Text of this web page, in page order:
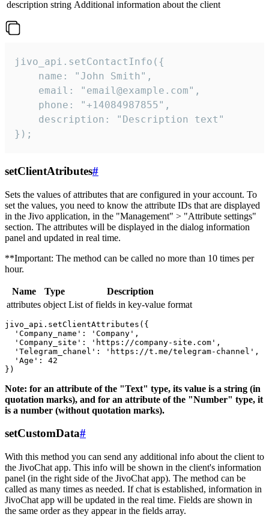
description string Additional information about the client
jivo_api.setContactInfo({
    name: "John Smith",
    email: "email@example.com",
    phone: "+14084987855",
    description: "Description text"
});
setClientAtributes#
Sets the values ​​of attributes that are configured in your account. To
set the values, you need to know the attribute IDs that are displayed
in the Jivo application, in the "Management" > "Attribute settings"
section. The attributes will be displayed in the dialog information
panel and updated in real time.
**Important: The method can be called no more than 10 times per
hour.
Name Type
Description
attributes object List of fields in key-value format
jivo_api.setClientAttributes({
  'Company_name': 'Company',
  'Company_site': 'https://company-site.com',
  'Telegram_chanel': 'https://t.me/telegram-channel',
  'Age': 42
Note: for an attribute of the "Text" type, its value is a string (in
quotation marks), and for an attribute of the "Number" type, it
is a number (without quotation marks).
setCustomData#
With this method you can send any additional info about the client to
the JivoChat app. This info will be shown in the client's information
panel (in the right side of the JivoChat app). The method can be
called as many times as needed. If chat is established, information in
JivoChat app will be updated in the real time. Fields are shown in
the same order as they appear in the fields array.